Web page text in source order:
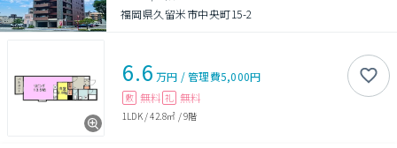
福岡県久留米市中央町15-2
6.6 万円 /管理費5,000円
敷 無料 礼 無料
1LDK/42.8㎡ /9階